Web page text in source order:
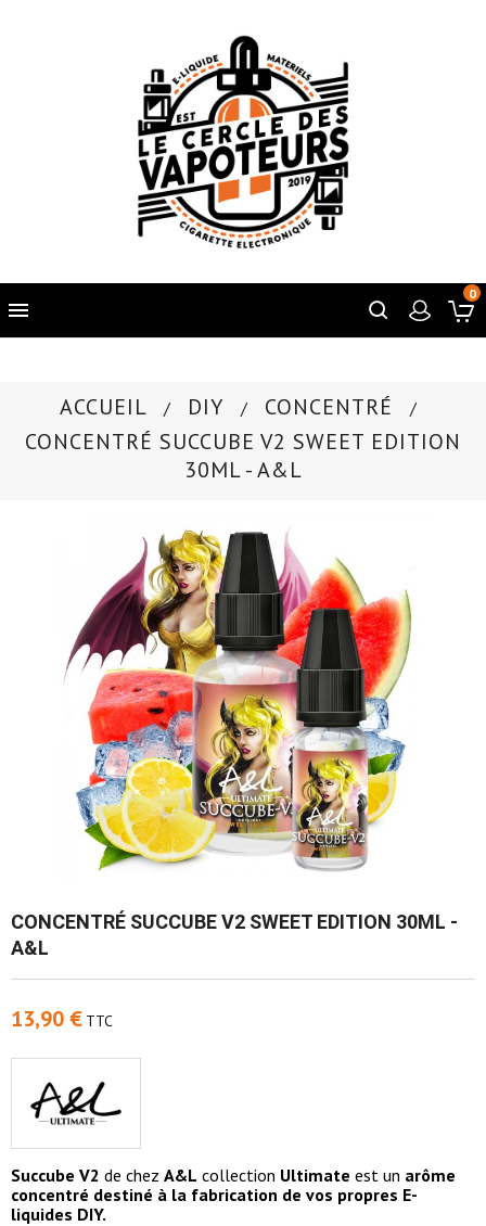

0
ACCUEIL DIY
CONCENTRÉ
CONCENTRÉ SUCCUBE V2 SWEET EDITION
30ML - A&L
CONCENTRÉ SUCCUBE V2 SWEET EDITION 30ML -
A&L
13,90 € TTC
Succube V2 de chez A&L collection Ultimate est un arôme
concentré destiné à la fabrication de vos propres E-
liquides DIY.